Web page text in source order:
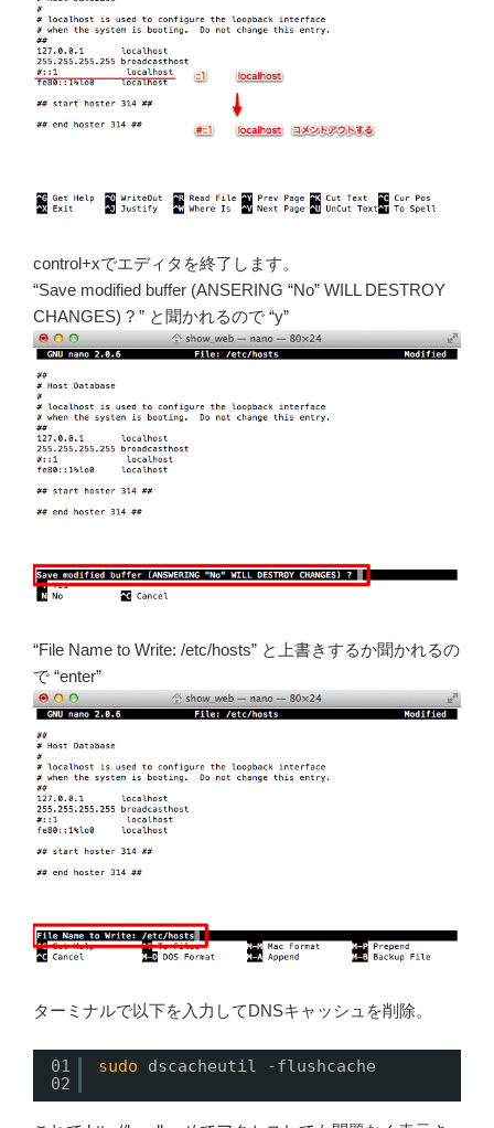
control+xでエディタを終了します。
“Save modified buffer (ANSERING “No” WILL DESTROY
CHANGES) ? ” と聞かれるので “y”
“File Name to Write: /etc/hosts” と上書きするか聞かれるの
で “enter”
ターミナルで以下を入力してDNSキャッシュを削除。
01
02
sudo dscacheutil -flushcache